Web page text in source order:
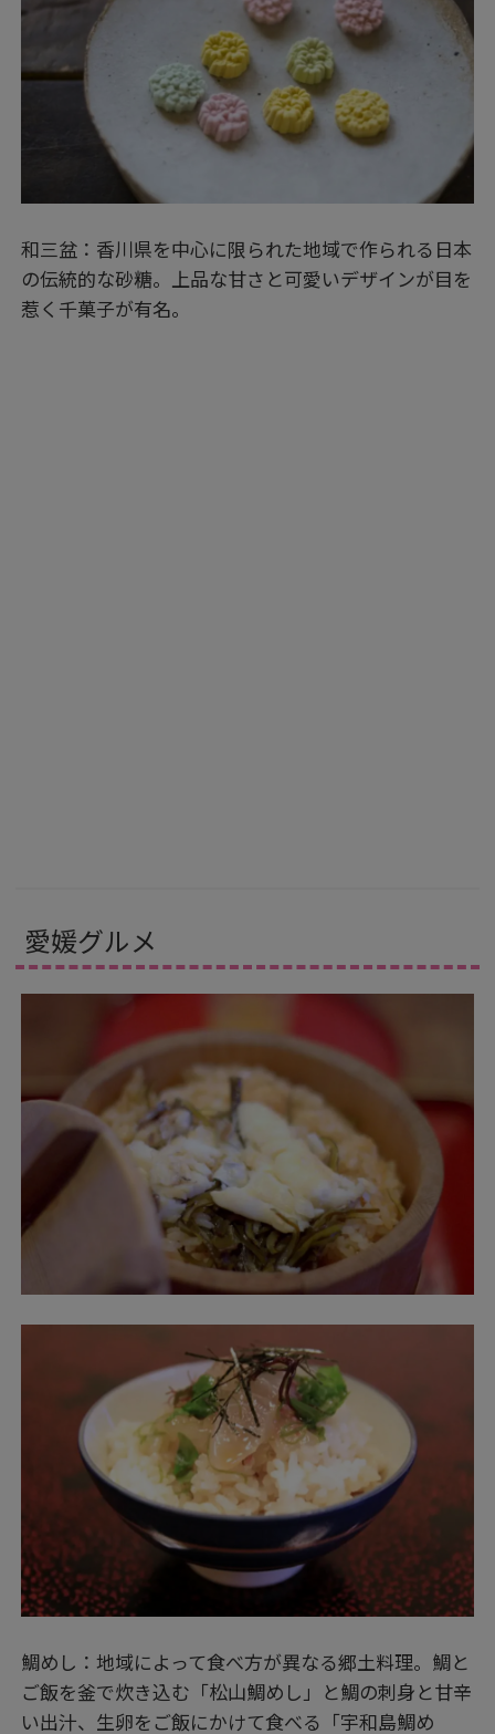
和三盆：香川県を中心に限られた地域で作られる日本
の伝統的な砂糖。上品な甘さと可愛いデザインが目を
惹く千菓子が有名。
愛媛グルメ
鯛めし：地域によって食べ方が異なる郷土料理。鯛と
ご飯を釜で炊き込む「松山鯛めし」と鯛の刺身と甘辛
い出汁、生卵をご飯にかけて食べる「宇和島鯛め